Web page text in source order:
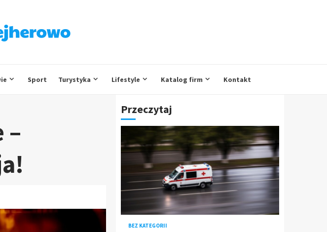
Sport Turystyka Lifestyle Katalog firm Kontakt
–
Przeczytaj
BEZ KATEGORII